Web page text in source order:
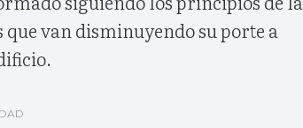
van disminuyendo su porte a